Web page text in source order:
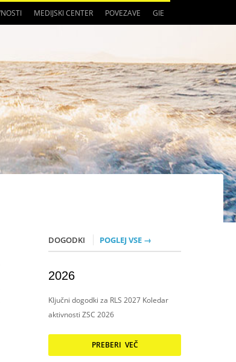
MEDIJSKI CENTER POVEZAVE GIE
DOGODKI POGLEJ VSE →
2026
Ključni dogodki za RLS 2027 Koledar
aktivnosti ZSC 2026
PREBERI VEČ